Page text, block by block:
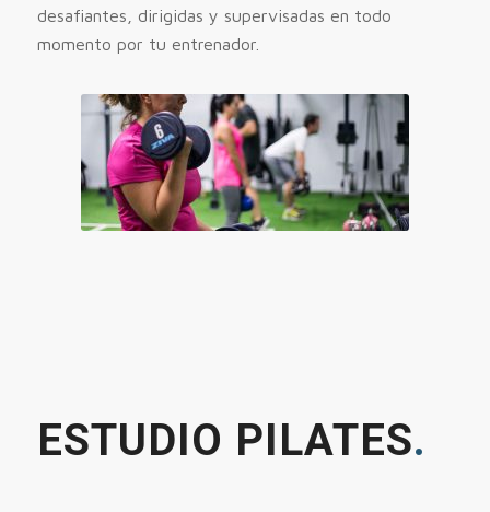
desafiantes, dirigidas y supervisadas en todo
momento por tu entrenador.
ESTUDIO PILATES.